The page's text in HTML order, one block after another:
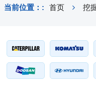
当前位置：: 首页 挖